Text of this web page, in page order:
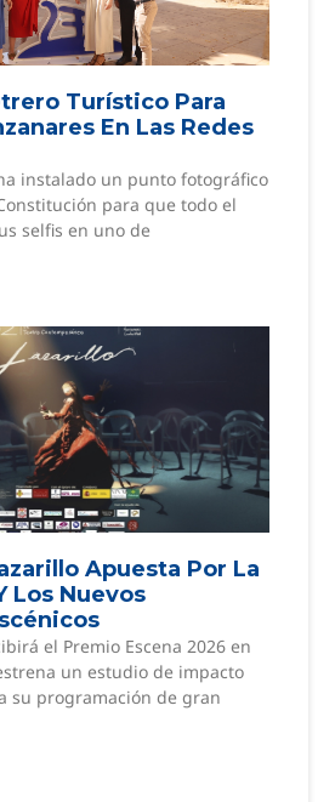
Turístico Para
En Las Redes
instalado un punto fotográfico
para que todo el
selfis en uno de
Apuesta Por La
Los Nuevos
el Premio Escena 2026 en
un estudio de impacto
su programación de gran